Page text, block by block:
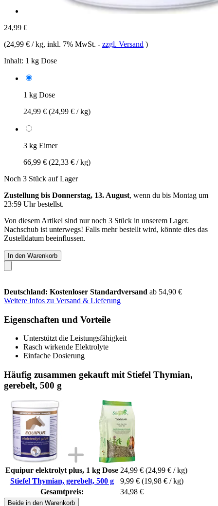
24,99 €
(24,99 € / kg, inkl. 7% MwSt. - zzgl. Versand )
Inhalt: 1 kg Dose
1 kg Dose
24,99 € (24,99 € / kg)
3 kg Eimer
66,99 € (22,33 € / kg)
Noch 3 Stück auf Lager
Zustellung bis Donnerstag, 13. August, wenn du bis Montag um
23:59 Uhrbestellst.
Von diesem Artikel sind nur noch 3 Stück in unserem Lager.
Nachschub ist unterwegs! Falls mehr bestellt wird, könnte dies das
Zustelldatum beeinflussen.
In den Warenkorb
Deutschland: Kostenloser Standardversand ab 54,90 €
Weitere Infos zu Versand & Lieferung
Eigenschaften und Vorteile
Unterstützt die Leistungsfähigkeit
Rasch wirkende Elektrolyte
Einfache Dosierung
Häufig zusammen gekauft mit Stiefel Thymian,
gerebelt, 500 g
Equipur elektrolyt plus, 1 kg Dose 24,99 € (24,99 € / kg)
Stiefel Thymian, gerebelt, 500 g
9,99 € (19,98 € / kg)
Gesamtpreis:
34,98 €
Beide in den Warenkorb